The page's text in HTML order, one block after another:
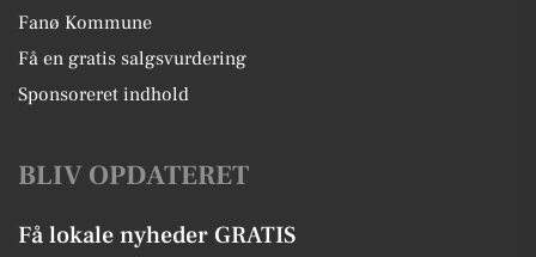
Fanø Kommune
Få en gratis salgsvurdering
Sponsoreret indhold
BLIV OPDATERET
Få lokale nyheder GRATIS